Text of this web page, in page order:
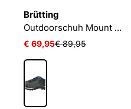
Brütting
Outdoorschuh Mount Crillon Low
€ 69,95€ 89,95